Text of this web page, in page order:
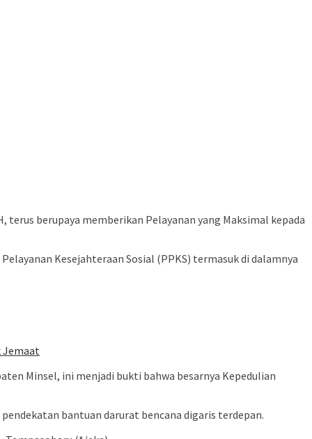
terus berupaya memberikan Pelayanan yang Maksimal kepada
Kesejahteraan Sosial (PPKS) termasuk di dalamnya
Jemaat
Minsel, ini menjadi bukti bahwa besarnya Kepedulian
bantuan darurat bencana digaris terdepan.